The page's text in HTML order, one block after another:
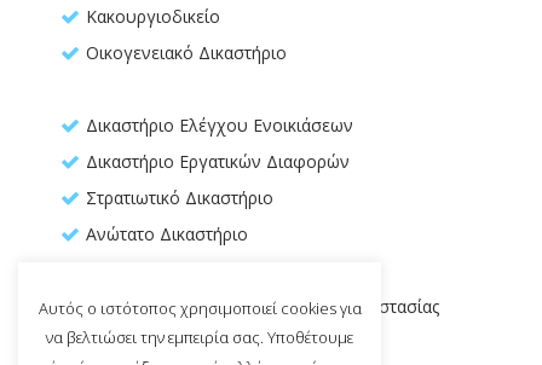
Κακουργιοδικείο
Οικογενειακό Δικαστήριο
Δικαστήριο Ελέγχου Ενοικιάσεων
Δικαστήριο Εργατικών Διαφορών
Στρατιωτικό Δικαστήριο
Ανώτατο Δικαστήριο
Διοικητικό Δικαστήριο Διεθνούς Προστασίας
Αυτός ο ιστότοπος χρησιμοποιεί cookies για
να βελτιώσει την εμπειρία σας. Υποθέτουμε